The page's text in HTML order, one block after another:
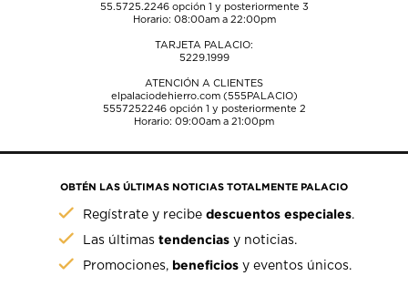
55.5725.2246opción 1 y posteriormente 3
Horario: 08:00am a 22:00pm
TARJETA PALACIO:
5229.1999
ATENCIÓN A CLIENTES
elpalaciodehierro.com (555PALACIO)
5557252246opción 1 y posteriormente 2
Horario: 09:00am a 21:00pm
OBTÉN LAS ÚLTIMAS NOTICIAS TOTALMENTE PALACIO
Regístrate y recibedescuentos especiales.
Las últimastendencias y noticias.
Promociones, beneficios y eventos únicos.